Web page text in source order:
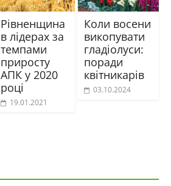
Рівненщина
в лідерах за
темпами
приросту
АПК у 2020
році
19.01.2021
Коли восени
викопувати
гладіолуси:
поради
квітникарів
03.10.2024